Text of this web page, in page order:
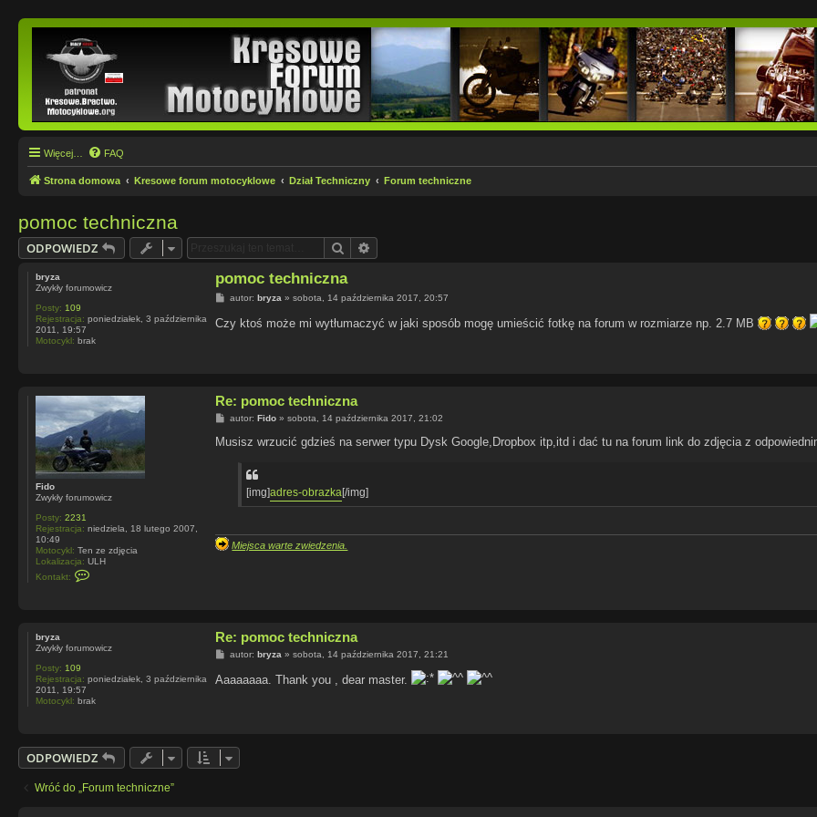
Więcej… FAQ
Strona domowa Kresowe forum motocyklowe Dział Techniczny Forum techniczne
pomoc techniczna
ODPOWIEDZ Szukaj
bryza
Zwykły forumowicz
Posty: 109
Rejestracja: poniedziałek, 3 października
2011, 19:57
Motocykl: brak
pomoc techniczna
P
t
autor:bryza »sobota, 14 października 2017, 20:57
Czy ktoś może mi wytłumaczyć w jaki sposób mogę umieścić fotkę na forum w rozmiarze np. 2.7 MB
Fido
Zwykły forumowicz
Posty: 2231
Rejestracja: niedziela, 18 lutego 2007,
10:49
Motocykl: Ten ze zdjęcia
Lokalizacja: ULH
Kontakt:
t
s
ę
d
o
Re: pomoc techniczna
P
s
autor: Fido »sobota, 14 października 2017, 21:02
Musisz wrzucić gdzieś na serwer typu Dysk Google,Dropbox itp,itd i dać tu na forum link do zdjęcia z
[img]adres-obrazka[/img]
Miejsca warte zwiedzenia.
bryza
Zwykły forumowicz
Posty: 109
Rejestracja: poniedziałek, 3 października
2011, 19:57
Motocykl: brak
Re: pomoc techniczna
P
s
t
autor: bryza »sobota, 14 października 2017, 21:21
Aaaaaaaa. Thank you , dear master.
ODPOWIEDZ
Wróć do „Forum techniczne”